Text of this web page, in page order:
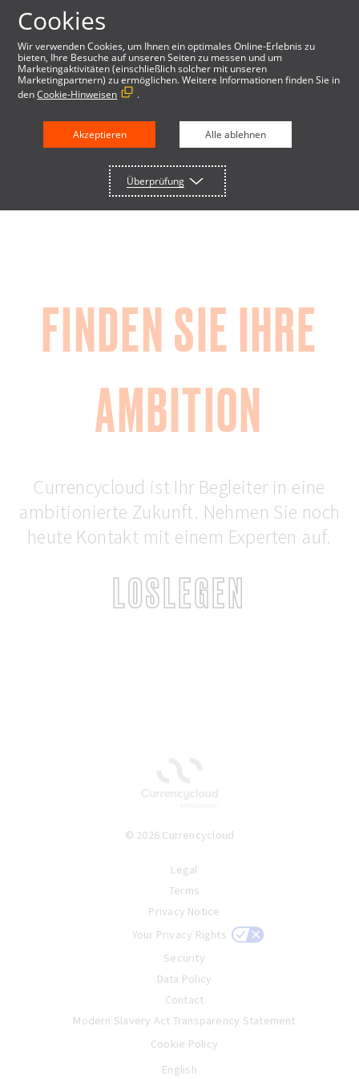
SICHERHEIT
FINDEN SIE IHRE
AMBITION
Currencycloud ist Ihr Begleiter in eine
ambitionierte Zukunft. Nehmen Sie noch
heute Kontakt mit einem Experten auf.
LOSLEGEN
© 2026 Currencycloud
Legal
Terms
Privacy Notice
Your Privacy Rights
Security
Data Policy
Contact
Modern Slavery Act Transparency Statement
Cookie Policy
English
Cookies
Wir verwenden Cookies, um Ihnen ein optimales Online-Erlebnis zu
bieten, Ihre Besuche auf unseren Seiten zu messen und um
Marketingaktivitäten (einschließlich solcher mit unseren
Marketingpartnern) zu ermöglichen. Weitere Informationen finden Sie in
denCookie-Hinweisen .
Akzeptieren Alle ablehnen
Überprüfung